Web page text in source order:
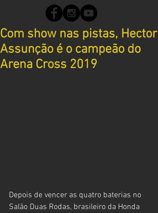
Com show nas pistas, Hector
Assunção é o campeão do
Arena Cross 2019
Depois de vencer as quatro baterias no
Salão Duas Rodas, brasileiro da Honda